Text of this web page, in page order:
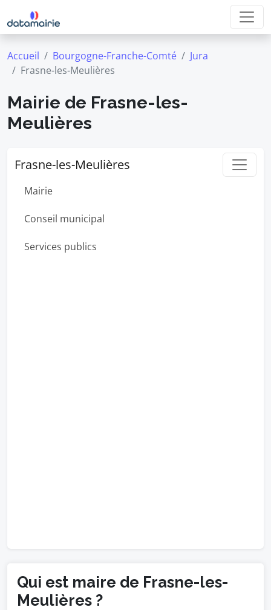
Accueil Bourgogne-Franche-Comté
Jura
Frasne-les-Meulières
Mairie de Frasne-les-
Meulières
Frasne-les-Meulières
Mairie
Conseil municipal
Services publics
Qui est maire de Frasne-les-
Meulières ?